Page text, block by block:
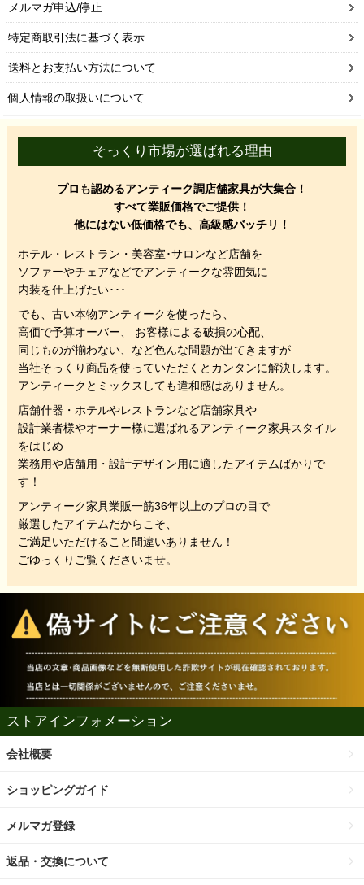
メルマガ申込/停止
特定商取引法に基づく表示
送料とお支払い方法について
個人情報の取扱いについて
そっくり市場が選ばれる理由
プロも認めるアンティーク調店舗家具が大集合！
すべて業販価格でご提供！
他にはない低価格でも、高級感バッチリ！
ホテル・レストラン・美容室･サロンなど店舗を
ソファーやチェアなどでアンティークな雰囲気に
内装を仕上げたい･･･
でも、 古い本物アンティークを使ったら、
高価で予算オーバー、 お客様による破損の心配、
同じものが揃わない、 など色んな問題が出てきますが
当社そっくり商品を使っていただくと カンタンに解決します。
アンティークとミックスしても違和感はありません。
店舗什器・ホテルやレストランなど店舗家具や
設計業者様やオーナー様に選ばれるアンティーク家具スタイル
をはじめ
業務用や店舗用・設計デザイン用に適したアイテムばかりで
す！
アンティーク家具業販一筋36年以上のプロの目で
厳選したアイテムだからこそ、
ご満足いただけること間違いありません！
ごゆっくりご覧くださいませ。
ストアインフォメーション
会社概要
ショッピングガイド
メルマガ登録
返品・交換について